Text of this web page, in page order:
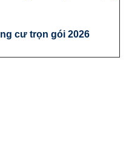
cư trọn gói 2026